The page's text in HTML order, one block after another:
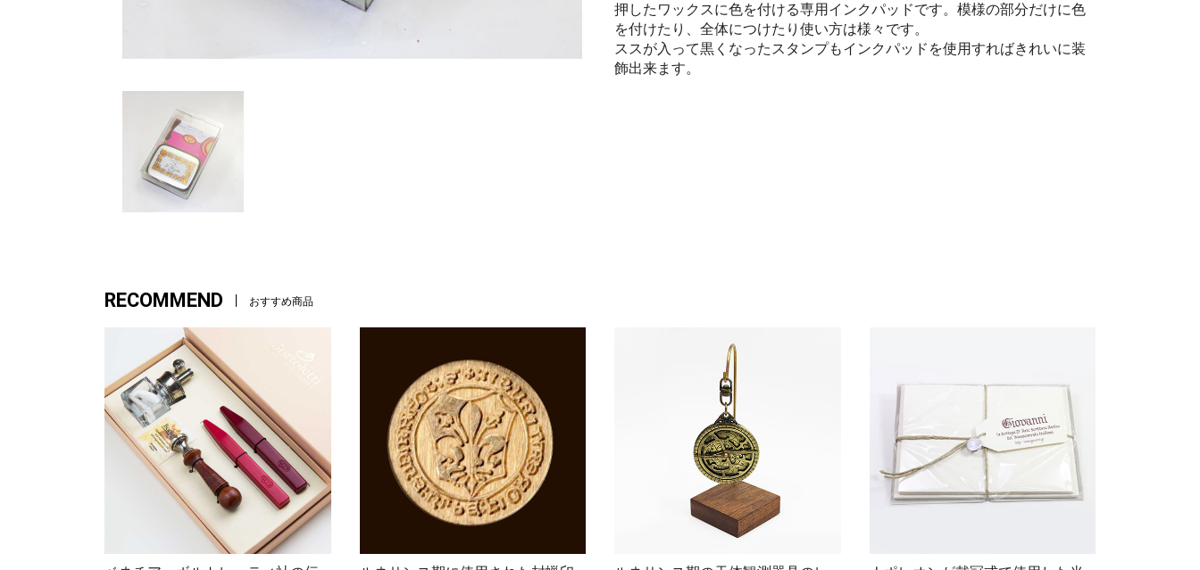
押したワックスに色を付ける専用インクパッドです。模様の部分だけに色
を付けたり、全体につけたり使い方は様々です。
ススが入って黒くなったスタンプもインクパッドを使用すればきれいに装
飾出来ます。
RECOMMEND おすすめ商品